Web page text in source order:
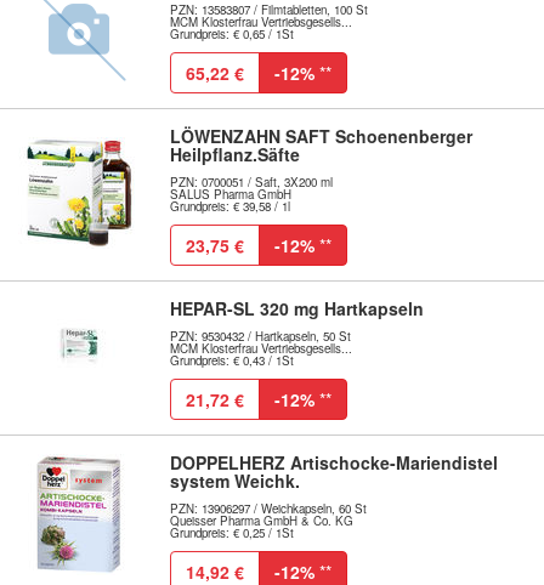
PZN: 13583807 / Filmtabletten, 100 St
MCM Klosterfrau Vertriebsgesells...
Grundpreis: € 0,65 / 1St
65,22 € -12% **
LÖWENZAHN SAFT Schoenenberger
Heilpflanz.Säfte
PZN: 0700051 / Saft, 3X200 ml
SALUS Pharma GmbH
Grundpreis: € 39,58 / 1l
23,75 € -12% **
HEPAR-SL 320 mg Hartkapseln
PZN: 9530432 / Hartkapseln, 50 St
MCM Klosterfrau Vertriebsgesells...
Grundpreis: € 0,43 / 1St
21,72 € -12% **
DOPPELHERZ Artischocke-Mariendistel
system Weichk.
PZN: 13906297 / Weichkapseln, 60 St
Queisser Pharma GmbH & Co. KG
Grundpreis: € 0,25 / 1St
14,92 € -12% **